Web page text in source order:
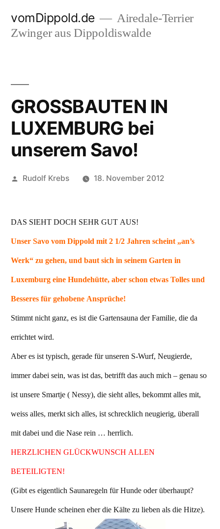
Inhalt
vomDippold.de
Airedale-Terrier
Zwinger aus Dippoldiswalde
GROSSBAUTEN IN
LUXEMBURG bei
unserem Savo!
Veröffentlicht
Rudolf Krebs 18. November 2012
DAS SIEHT DOCH SEHR GUT AUS!
Unser Savo vom Dippold mit 2 1/2 Jahren scheint „an’s
Werk“ zu gehen, und baut sich in seinem Garten in
Luxemburg eine Hundehütte, aber schon etwas Tolles und
Besseres für gehobene Ansprüche!
Stimmt nicht ganz, es ist die Gartensauna der Familie, die da
errichtet wird.
Aber es ist typisch, gerade für unseren S-Wurf, Neugierde,
immer dabei sein, was ist das, betrifft das auch mich – genau so
ist unsere Smartje ( Nessy), die sieht alles, bekommt alles mit,
weiss alles, merkt sich alles, ist schrecklich neugierig, überall
mit dabei und die Nase rein … herrlich.
HERZLICHEN GLÜCKWUNSCH ALLEN
BETEILIGTEN!
(Gibt es eigentlich Saunaregeln für Hunde oder überhaupt?
Unsere Hunde scheinen eher die Kälte zu lieben als die Hitze).